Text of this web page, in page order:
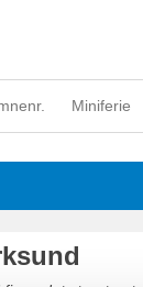
Miniferie